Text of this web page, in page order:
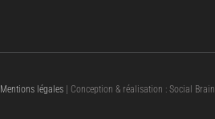
Mentions légales | Conception & réalisation : Social Brain